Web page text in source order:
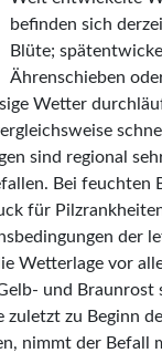
befinden sich
Blüte;
Ährenschieben
Wetter
sind regional
Bei feuchten
für
der
Wetterlage vor
und Braunrost
zuletzt zu Beginn
nimmt der Befall